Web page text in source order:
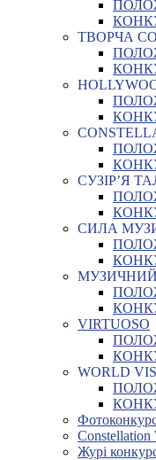
ТВОРЧА
СУЗІР’Я
СИЛА
МУЗИЧНИЙ
VIRTUOSO
WORLD
Constellation
Журі